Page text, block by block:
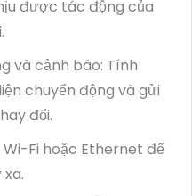
được tác động của
và cảnh báo: Tính
chuyển động và gửi
đổi.
Fi hoặc Ethernet để